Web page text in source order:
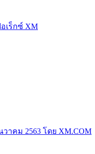
เร็กซ์ XM
าคม 2563 โดย XM.COM